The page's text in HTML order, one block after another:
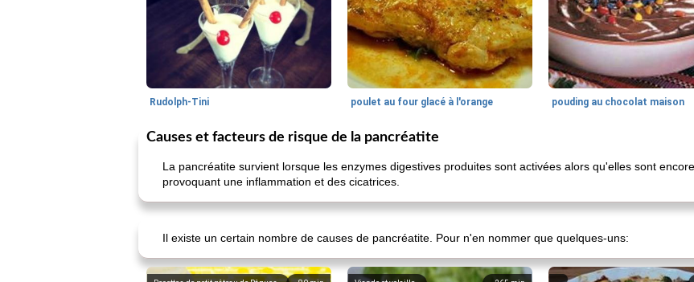
Rudolph-Tini poulet au four glacé à l'orange pouding au chocolat maison
Causes et facteurs de risque de la pancréatite
La pancréatite survient lorsque les enzymes digestives produites sont activées alors qu'elles sont
provoquant une inflammation et des cicatrices.
Il existe un certain nombre de causes de pancréatite. Pour n'en nommer que quelques-uns: